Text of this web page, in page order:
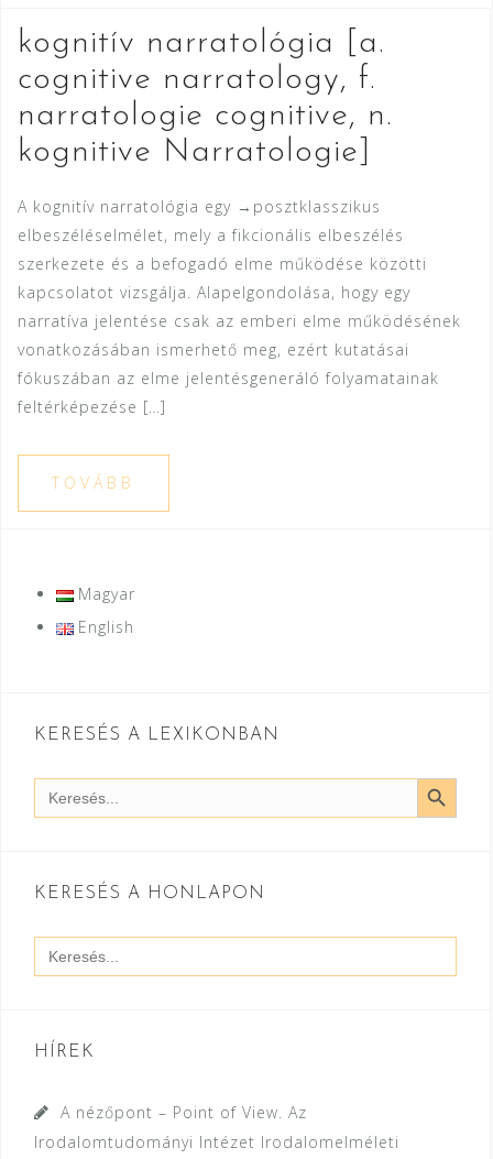
kognitív narratológia [a.
cognitive narratology, f.
narratologie cognitive, n.
kognitive Narratologie]
A kognitív narratológia egy →posztklasszikus
elbeszéléselmélet, mely a fikcionális elbeszélés
szerkezete és a befogadó elme működése közötti
kapcsolatot vizsgálja. Alapelgondolása, hogy egy
narratíva jelentése csak az emberi elme működésének
vonatkozásában ismerhető meg, ezért kutatásai
fókuszában az elme jelentésgeneráló folyamatainak
feltérképezése […]
TOVÁBB
Magyar
English
KERESÉS A LEXIKONBAN
Search
for:
SEARCH
KERESÉS A HONLAPON
Search
for:
HÍREK
A nézőpont – Point of View. Az
Irodalomtudományi Intézet Irodalomelméleti